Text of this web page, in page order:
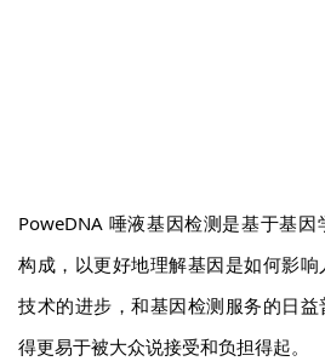
PoweDNA 唾液基因检测是基于基
构成，以更好地理解基因是如何影
技术的进步，和基因检测服务的日
得更易于被大众说接受和负担得起。